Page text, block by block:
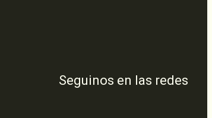
Seguinos en las redes